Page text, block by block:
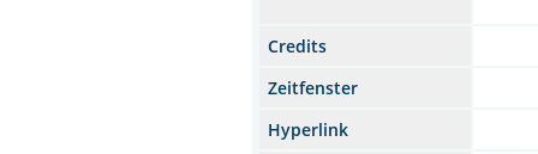
Credits
Zeitfenster
Hyperlink